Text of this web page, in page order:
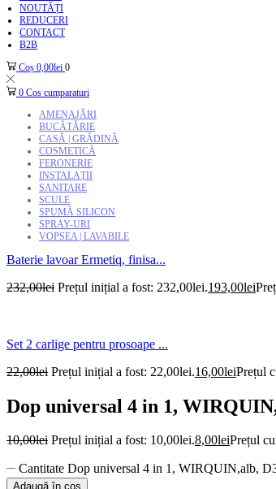
NOUTĂȚI
REDUCERI
CONTACT
B2B
Coș 0,00lei 0
0 Cos cumparaturi
AMENAJĂRI
BUCĂTĂRIE
CASĂ | GRĂDINĂ
COSMETICĂ
FERONERIE
INSTALAȚII
SANITARE
SCULE
SPUMĂ SILICON
SPRAY-URI
VOPSEA | LAVABILE
Baterie lavoar Ermetiq, finisa...
232,00lei Prețul inițial a fost: 232,00lei.193,00lei
Set 2 carlige pentru prosoape ...
22,00lei Prețul inițial a fost: 22,00lei.16,00leiPrețul
Dop universal 4 in 1,
10,00lei Prețul inițial a fost: 10,00lei.8,00leiPrețul
Cantitate Dop universal 4 in 1, WIRQUIN,alb,
Adaugă în coș